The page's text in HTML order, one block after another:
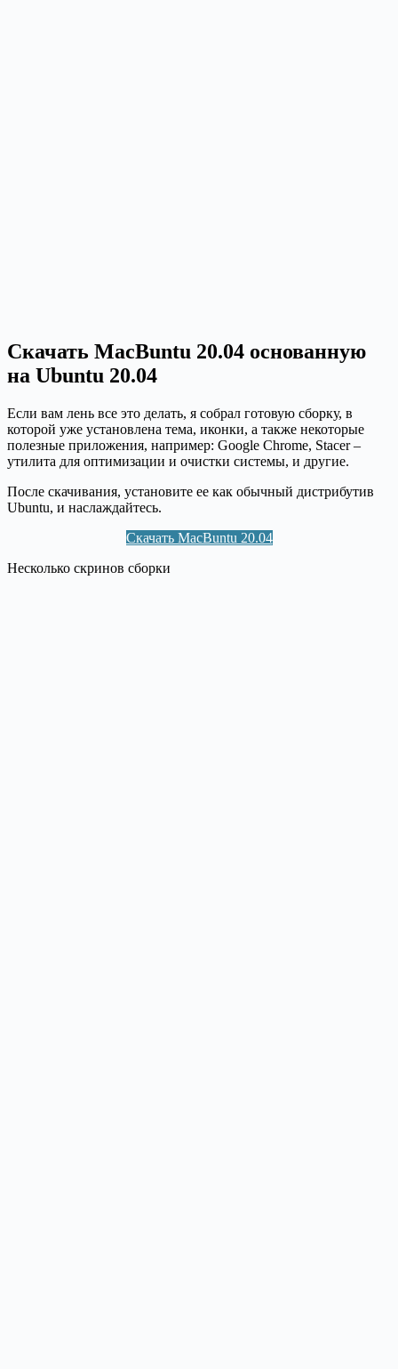
Скачать MacBuntu 20.04 основанную
на Ubuntu 20.04
Если вам лень все это делать, я собрал готовую сборку, в
которой уже установлена тема, иконки, а также некоторые
полезные приложения, например: Google Chrome, Stacer –
утилита для оптимизации и очистки системы, и другие.
После скачивания, установите ее как обычный дистрибутив
Ubuntu, и наслаждайтесь.
Скачать MacBuntu 20.04
Несколько скринов сборки